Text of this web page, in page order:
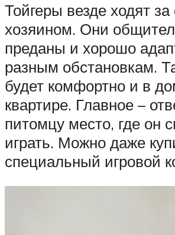
Тойгеры везде ходят
хозяином. Они
преданы и хорошо
разным обстановкам.
будет комфортно и в
квартире. Главное –
питомцу место, где он
играть. Можно даже
специальный игровой